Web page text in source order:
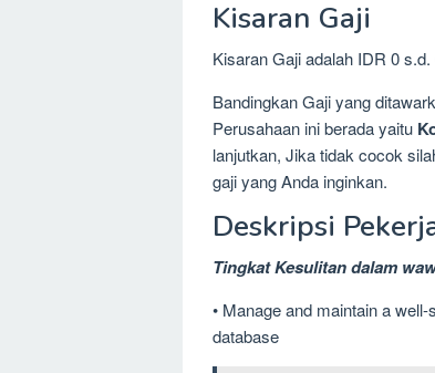
Kisaran Gaji
Kisaran Gaji adalah IDR 0 s.d.
Bandingkan Gaji yang
Perusahaan ini berada yaitu
lanjutkan, Jika tidak cocok
gaji yang Anda inginkan.
Deskripsi
Tingkat Kesulitan dalam
• Manage and maintain a
database